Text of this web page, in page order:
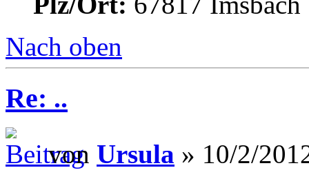
Nach oben
Re: ..
von Ursula » 10/2/